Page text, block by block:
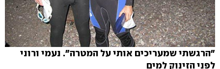
"הרגשתי שמעריכים אותי על המטרה". נעמי ורוני
לפני הזינוק למים